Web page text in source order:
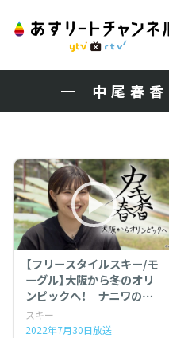
中尾春
【フリースタイルスキー/モ
ーグル】大阪から冬のオリ
ンピックへ！ ナニワのモ
ーグル娘 中尾春香（２１＝
大阪産業大学）
スキー
2022年7月30日放送